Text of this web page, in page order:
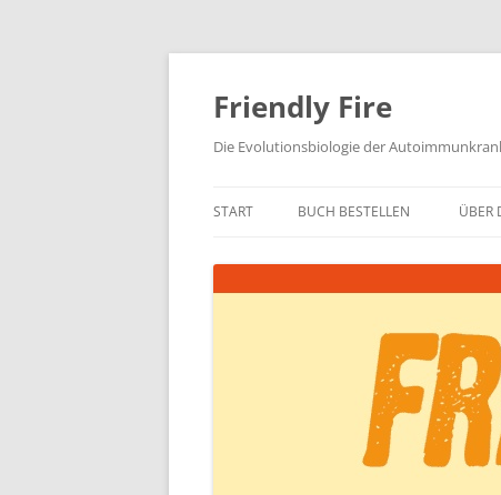
Zum
springen
Friendly Fire
Die Evolutionsbiologie der
START BUCH BESTELLEN ÜBER